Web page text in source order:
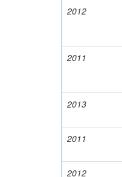
2012
2011
2013
2011
2012